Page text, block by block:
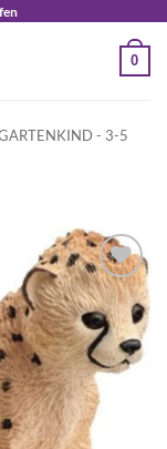
0
- 3-5
Auf die
Wunschliste